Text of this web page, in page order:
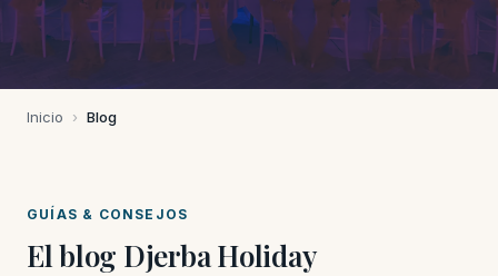
Inicio › Blog
GUÍAS & CONSEJOS
El blog Djerba Holiday